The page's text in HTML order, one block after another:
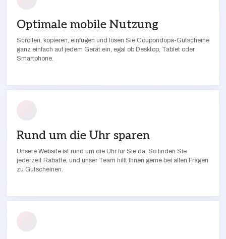
Optimale mobile Nutzung
Scrollen, kopieren, einfügen und lösen Sie Coupondopa-Gutscheine
ganz einfach auf jedem Gerät ein, egal ob Desktop, Tablet oder
Smartphone.
Rund um die Uhr sparen
Unsere Website ist rund um die Uhr für Sie da. So finden Sie
jederzeit Rabatte, und unser Team hilft Ihnen gerne bei allen Fragen
zu Gutscheinen.